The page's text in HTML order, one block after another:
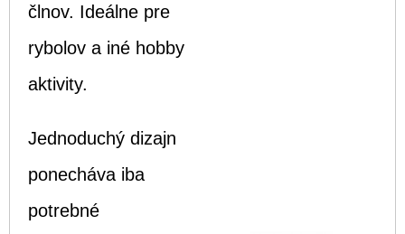
člnov. Ideálne pre
rybolov a iné hobby
aktivity.
Jednoduchý dizajn
ponecháva iba
potrebné